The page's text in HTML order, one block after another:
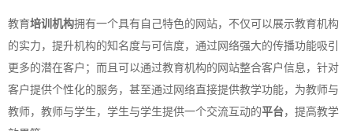
教育培训机构拥有一个具有自己特色的网站，不仅可以展示教育机构
的实力，提升机构的知名度与可信度，通过网络强大的传播功能吸引
更多的潜在客户；而且可以通过教育机构的网站整合客户信息，针对
客户提供个性化的服务，甚至通过网络直接提供教学功能，为教师与
教师，教师与学生，学生与学生提供一个交流互动的平台，提高教学